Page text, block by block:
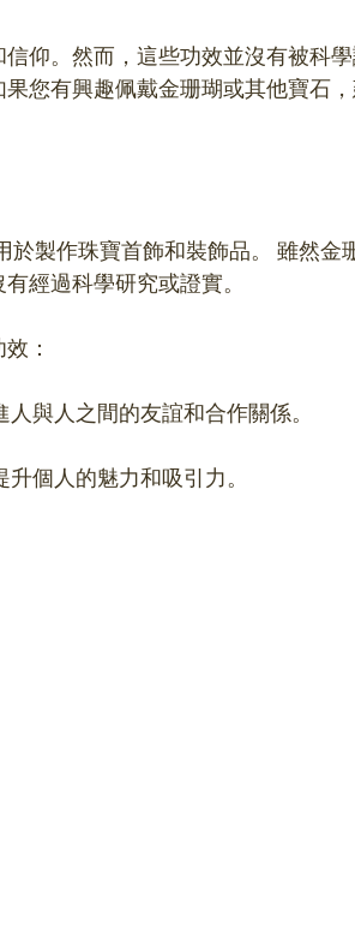
仰。然而，這些功效並沒有被科
您有興趣佩戴金珊瑚或其他寶石
於製作珠寶首飾和裝飾品。 雖然金
經過科學研究或證實。
：
與人之間的友誼和合作關係。
個人的魅力和吸引力。